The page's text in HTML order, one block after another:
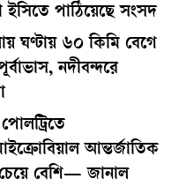
ইসিতে পাঠিয়েছে সংসদ
ঘণ্টায় ৬০ কিমি বেগে
নদীবন্দরে
আন্তর্জাতিক
বেশি— জানাল